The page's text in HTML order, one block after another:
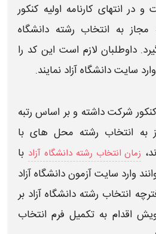
در انتهای کارنامه اولیه کنکور
مجاز به انتخاب رشته دانشگاه
داوطلبان لازم است این کد را
سایت دانشگاه آزاد نمایند.
کنکور شرکت داشته و بر اساس رتبه
به انتخاب رشته محل های با
زمان انتخاب رشته دانشگاه آزاد با
وارد سایت آزمون دانشگاه آزاد
انتخاب رشته دانشگاه آزاد بر
اقدام به تکمیل فرم انتخاب